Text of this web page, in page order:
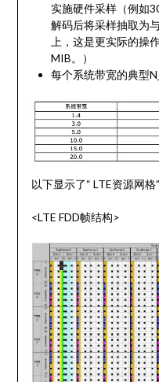
实施硬件采样（例如
解码后将采样抽取为
上，这是更实际的操
MIB。）
每个系统带宽的典型
以下显示了“ LTE资源网格
<LTE FDD帧结构>